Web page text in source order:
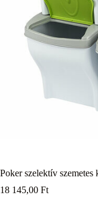
Poker szelektív
18 145,00 Ft